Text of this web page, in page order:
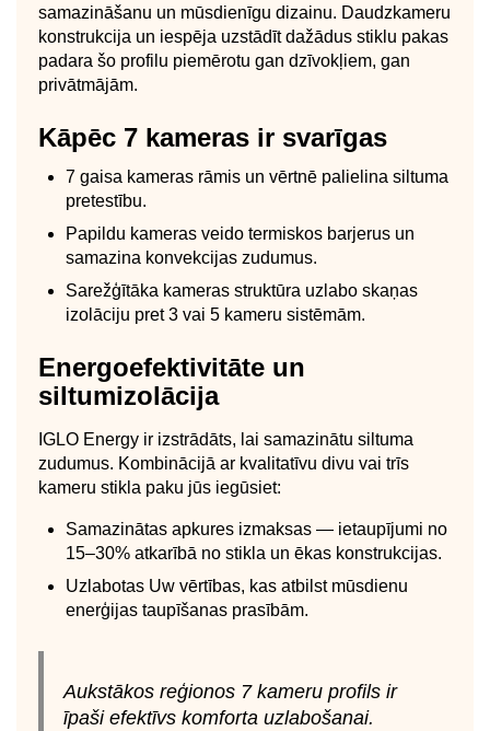
samazināšanu un mūsdienīgu dizainu. Daudzkameru
konstrukcija un iespēja uzstādīt dažādus stiklu pakas
padara šo profilu piemērotu gan dzīvokļiem, gan
privātmājām.
Kāpēc 7 kameras ir svarīgas
7 gaisa kameras rāmis un vērtnē palielina siltuma
pretestību.
Papildu kameras veido termiskos barjerus un
samazina konvekcijas zudumus.
Sarežģītāka kameras struktūra uzlabo skaņas
izolāciju pret 3 vai 5 kameru sistēmām.
Energoefektivitāte un
siltumizolācija
IGLO Energy ir izstrādāts, lai samazinātu siltuma
zudumus. Kombinācijā ar kvalitatīvu divu vai trīs
kameru stikla paku jūs iegūsiet:
Samazinātas apkures izmaksas — ietaupījumi no
15–30% atkarībā no stikla un ēkas konstrukcijas.
Uzlabotas Uw vērtības, kas atbilst mūsdienu
enerģijas taupīšanas prasībām.
Aukstākos reģionos 7 kameru profils ir
īpaši efektīvs komforta uzlabošanai.